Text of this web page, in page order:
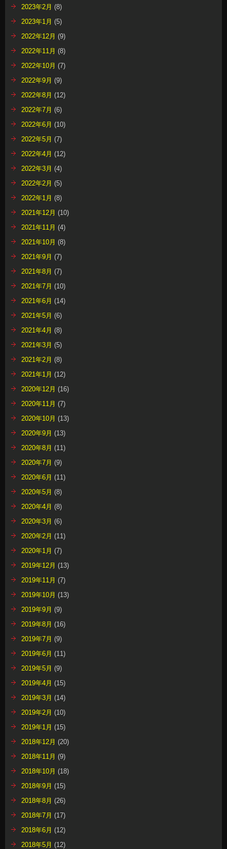
2023年2月 (8)
2023年1月 (5)
2022年12月 (9)
2022年11月 (8)
2022年10月 (7)
2022年9月 (9)
2022年8月 (12)
2022年7月 (6)
2022年6月 (10)
2022年5月 (7)
2022年4月 (12)
2022年3月 (4)
2022年2月 (5)
2022年1月 (8)
2021年12月 (10)
2021年11月 (4)
2021年10月 (8)
2021年9月 (7)
2021年8月 (7)
2021年7月 (10)
2021年6月 (14)
2021年5月 (6)
2021年4月 (8)
2021年3月 (5)
2021年2月 (8)
2021年1月 (12)
2020年12月 (16)
2020年11月 (7)
2020年10月 (13)
2020年9月 (13)
2020年8月 (11)
2020年7月 (9)
2020年6月 (11)
2020年5月 (8)
2020年4月 (8)
2020年3月 (6)
2020年2月 (11)
2020年1月 (7)
2019年12月 (13)
2019年11月 (7)
2019年10月 (13)
2019年9月 (9)
2019年8月 (16)
2019年7月 (9)
2019年6月 (11)
2019年5月 (9)
2019年4月 (15)
2019年3月 (14)
2019年2月 (10)
2019年1月 (15)
2018年12月 (20)
2018年11月 (9)
2018年10月 (18)
2018年9月 (15)
2018年8月 (26)
2018年7月 (17)
2018年6月 (12)
2018年5月 (12)